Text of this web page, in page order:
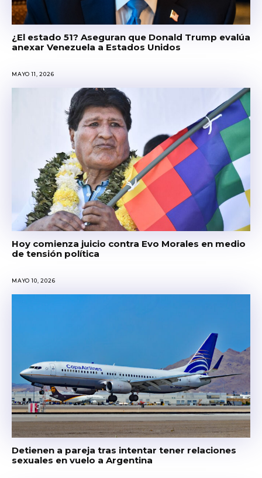
¿El estado 51? Aseguran que Donald Trump evalúa
anexar Venezuela a Estados Unidos
MAYO 11, 2026
Hoy comienza juicio contra Evo Morales en medio
de tensión política
MAYO 10, 2026
Detienen a pareja tras intentar tener relaciones
sexuales en vuelo a Argentina